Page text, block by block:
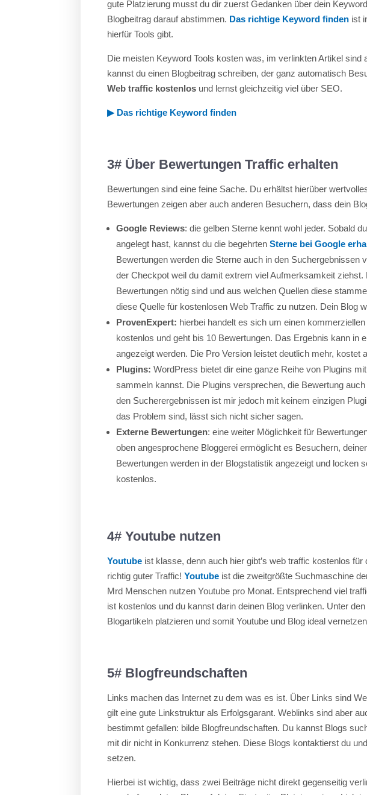
gute Platzierung musst du dir zuerst Gedanken über dein
Blogbeitrag darauf abstimmen. Das richtige Keyword finden ist
hierfür Tools gibt.
Die meisten Keyword Tools kosten was, im verlinkten Artikel
kannst du einen Blogbeitrag schreiben, der ganz automatisch
Web traffic kostenlos und lernst gleichzeitig viel über SEO.
▶︎ Das richtige Keyword finden
3# Über Bewertungen Traffic erhalten
Bewertungen sind eine feine Sache. Du erhältst hierüber
Bewertungen zeigen aber auch anderen Besuchern, dass dein
Google Reviews: die gelben Sterne kennt wohl jeder. Sobald
angelegt hast, kannst du die begehrtenSterne bei Google
Bewertungen werden die Sterne auch in den Suchergebnissen
der Checkpot weil du damit extrem viel Aufmerksamkeit
Bewertungen nötig sind und aus welchen Quellen diese
diese Quelle für kostenlosen Web Traffic zu nutzen. Dein Blog
ProvenExpert: hierbei handelt es sich um einen
kostenlos und geht bis 10 Bewertungen. Das Ergebnis kann in
angezeigt werden. Die Pro Version leistet deutlich mehr, kostet
Plugins: WordPress bietet dir eine ganze Reihe von Plugins
sammeln kannst. Die Plugins versprechen, die Bewertung
den Sucherergebnissen ist mir jedoch mit keinem einzigen
das Problem sind, lässt sich nicht sicher sagen.
Externe Bewertungen: eine weiter Möglichkeit für
oben angesprochene Bloggerei ermöglicht es Besuchern,
Bewertungen werden in der Blogstatistik angezeigt und locken
kostenlos.
4# Youtube nutzen
Youtube ist klasse, denn auch hier gibt’s web traffic kostenlos
richtig guter Traffic!Youtube ist die zweitgrößte Suchmaschine
Mrd Menschen nutzen Youtube pro Monat. Entsprechend viel
ist kostenlos und du kannst darin deinen Blog verlinken. Unter
Blogartikeln platzieren und somit Youtube und Blog ideal
5# Blogfreundschaften
Links machen das Internet zu dem was es ist. Über Links sind
gilt eine gute Linkstruktur als Erfolgsgarant. Weblinks sind aber
bestimmt gefallen: bilde Blogfreundschaften. Du kannst Blogs
mit dir nicht in Konkurrenz stehen. Diese Blogs kontaktierst du
setzen.
Hierbei ist wichtig, dass zwei Beiträge nicht direkt gegenseitig